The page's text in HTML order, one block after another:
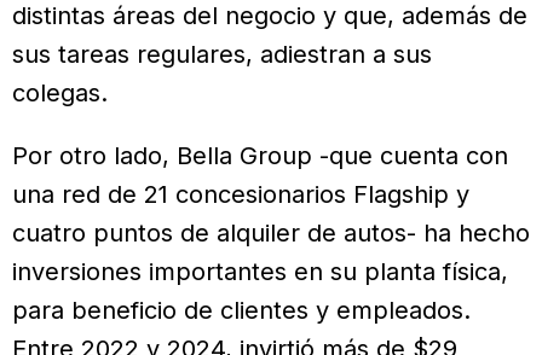
distintas áreas del negocio y que, además de
sus tareas regulares, adiestran a sus
colegas.
Por otro lado, Bella Group -que cuenta con
una red de 21 concesionarios Flagship y
cuatro puntos de alquiler de autos- ha hecho
inversiones importantes en su planta física,
para beneficio de clientes y empleados.